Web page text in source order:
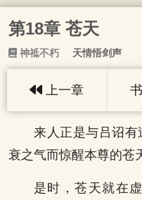
第18章 苍天
神祗不朽 天情悟剑声
上一章
来人正是与吕诏
衰之气而惊醒本尊的苍
是时，苍天就在